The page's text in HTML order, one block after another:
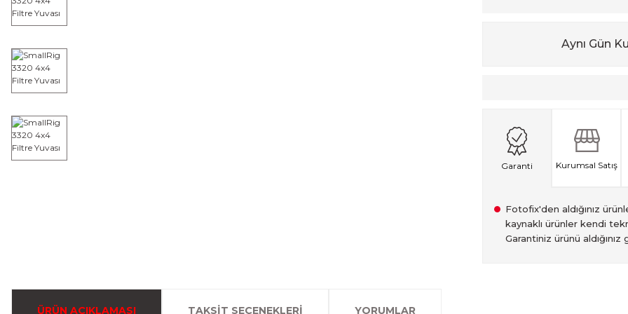
Aynı Gün
Garanti Kurumsal Satış
Fotofix'den aldığınız
kaynaklı ürünler kendi
Garantiniz ürünü
ÜRÜN AÇIKLAMASI TAKSIT SEÇENEKLERI YORUMLAR